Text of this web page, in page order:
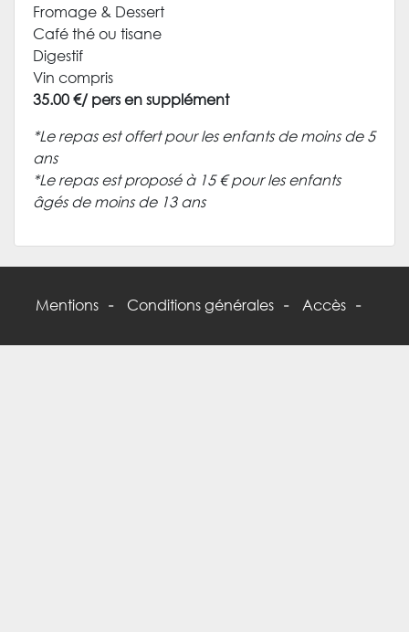
Fromage & Dessert
Café thé ou tisane
Digestif
Vin compris
35.00 €/ pers en supplément
*Le repas est offert pour les enfants de moins de 5
ans
*Le repas est proposé à 15 € pour les enfants
âgés de moins de 13 ans
Mentions - Conditions générales - Accès -